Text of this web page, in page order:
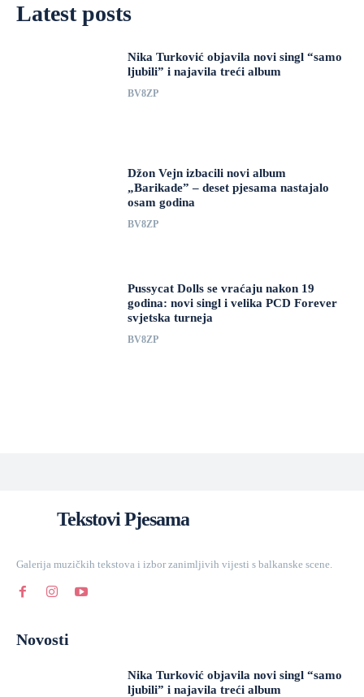
Latest posts
Nika Turković objavila novi singl “samo
ljubili” i najavila treći album
BV8ZP
Džon Vejn izbacili novi album
„Barikade” – deset pjesama nastajalo
osam godina
BV8ZP
Pussycat Dolls se vraćaju nakon 19
godina: novi singl i velika PCD Forever
svjetska turneja
BV8ZP
Tekstovi Pjesama
Galerija muzičkih tekstova i izbor zanimljivih vijesti s balkanske scene.
Novosti
Nika Turković objavila novi singl “samo
ljubili” i najavila treći album